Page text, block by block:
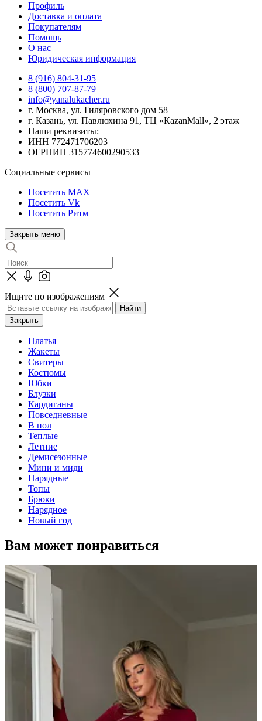
Профиль
Доставка и оплата
Покупателям
Помощь
О нас
Юридическая информация
8 (916) 804-31-95
8 (800) 707-87-79
info@yanalukacher.ru
г. Москва, ул. Гиляровского дом 58
г. Казань, ул. Павлюхина 91, ТЦ «КazanMall», 2 этаж
Наши реквизиты:
ИНН 772471706203
ОГРНИП 315774600290533
Социальные сервисы
Посетить MAX
Посетить Vk
Посетить Ритм
Закрыть меню
Ищите по изображениям
Закрыть
Платья
Жакеты
Свитеры
Костюмы
Юбки
Блузки
Кардиганы
Повседневные
В пол
Теплые
Летние
Демисезонные
Мини и миди
Нарядные
Топы
Брюки
Нарядное
Новый год
Вам может понравиться